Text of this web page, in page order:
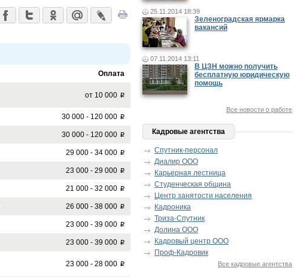
Оплата
от 10 000 p
30 000 - 120 000 p
30 000 - 120 000 p
29 000 - 34 000 p
23 000 - 29 000 p
21 000 - 32 000 p
26 000 - 38 000 p
23 000 - 39 000 p
23 000 - 39 000 p
23 000 - 28 000 p
25.11.2014 18:39
Зеленоградская ярмарка
вакансий
07.11.2014 13:11
В ЦЗН можно получить
бесплатную юридическую
помощь
Все новости о работе
Кадровые агентства
Спутник-персонал
Диалир ООО
Карьерная лестница
Студенческая община
Центр занятости населения
Кадроника
Триза-Спутник
Долина ООО
Кадровый центр ООО
Проф-Кадровик
Все кадровые агентства